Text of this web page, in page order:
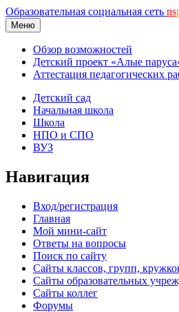
Образовательная социальная сеть ns
Меню
Обзор возможностей
Детский проект «Алые
Аттестация педагогических
Детский сад
Начальная школа
Школа
НПО и СПО
ВУЗ
Навигация
Вход/регистрация
Главная
Мой мини-сайт
Ответы на вопросы
Поиск по сайту
Сайты классов, групп,
Сайты образовательных
Сайты коллег
Форумы